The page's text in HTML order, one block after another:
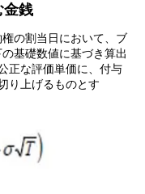
金銭
の割当日において、ブ
基礎数値に基づき算出
正な評価単価に、付与
り上げるものとす